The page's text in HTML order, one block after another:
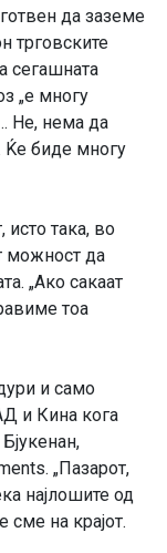
да заземе
трговските
сегашната
„е многу
Не, нема да
Ќе биде многу
исто така, во
можност да
„Ако сакаат
тоа
и само
и Кина кога
„Пазарот,
најлошите од
сме на крајот.